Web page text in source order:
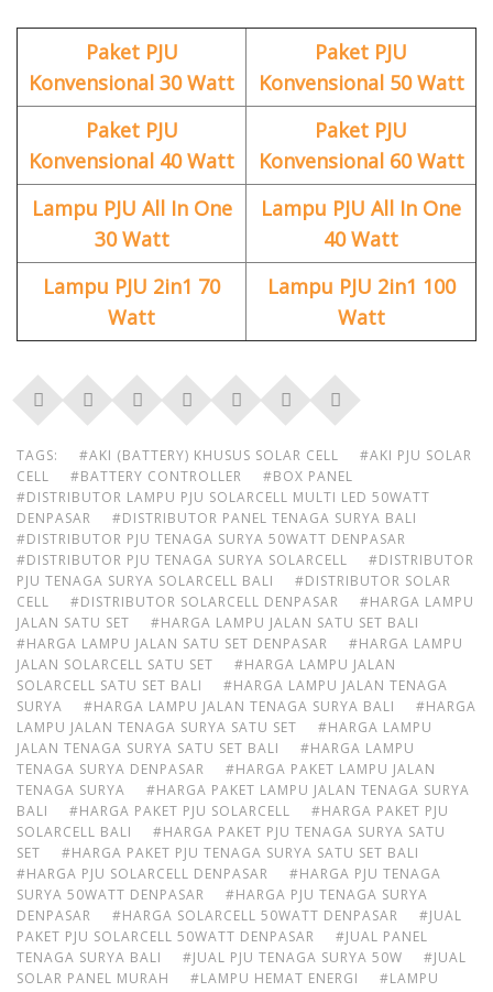
Paket PJU
Konvensional 30 Watt
Paket PJU
Konvensional 50 Watt
Paket PJU
Konvensional 40 Watt
Paket PJU
Konvensional 60 Watt
Lampu PJU All In One
30 Watt
Lampu PJU All In One
40 Watt
Lampu PJU 2in1 70
Watt
Lampu PJU 2in1 100
Watt
TAGS: #AKI (BATTERY) KHUSUS SOLAR CELL
#AKI PJU SOLAR
CELL
#BATTERY CONTROLLER
#BOX PANEL
#DISTRIBUTOR LAMPU PJU SOLARCELL MULTI LED 50WATT
DENPASAR
#DISTRIBUTOR PANEL TENAGA SURYA BALI
#DISTRIBUTOR PJU TENAGA SURYA 50WATT DENPASAR
#DISTRIBUTOR PJU TENAGA SURYA SOLARCELL
#DISTRIBUTOR
PJU TENAGA SURYA SOLARCELL BALI
#DISTRIBUTOR SOLAR
CELL
#DISTRIBUTOR SOLARCELL DENPASAR
#HARGA LAMPU
JALAN SATU SET
#HARGA LAMPU JALAN SATU SET BALI
#HARGA LAMPU JALAN SATU SET DENPASAR
#HARGA LAMPU
JALAN SOLARCELL SATU SET
#HARGA LAMPU JALAN
SOLARCELL SATU SET BALI
#HARGA LAMPU JALAN TENAGA
SURYA
#HARGA LAMPU JALAN TENAGA SURYA BALI
#HARGA
LAMPU JALAN TENAGA SURYA SATU SET
#HARGA LAMPU
JALAN TENAGA SURYA SATU SET BALI
#HARGA LAMPU
TENAGA SURYA DENPASAR
#HARGA PAKET LAMPU JALAN
TENAGA SURYA
#HARGA PAKET LAMPU JALAN TENAGA SURYA
BALI
#HARGA PAKET PJU SOLARCELL
#HARGA PAKET PJU
SOLARCELL BALI
#HARGA PAKET PJU TENAGA SURYA SATU
SET
#HARGA PAKET PJU TENAGA SURYA SATU SET BALI
#HARGA PJU SOLARCELL DENPASAR
#HARGA PJU TENAGA
SURYA 50WATT DENPASAR
#HARGA PJU TENAGA SURYA
DENPASAR
#HARGA SOLARCELL 50WATT DENPASAR
#JUAL
PAKET PJU SOLARCELL 50WATT DENPASAR
#JUAL PANEL
TENAGA SURYA BALI
#JUAL PJU TENAGA SURYA 50W
#JUAL
SOLAR PANEL MURAH
#LAMPU HEMAT ENERGI
#LAMPU